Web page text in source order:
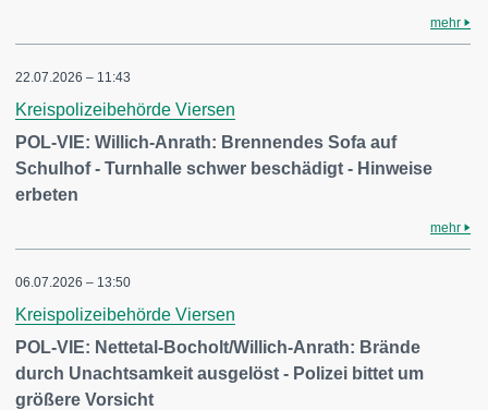
mehr
22.07.2026 – 11:43
Kreispolizeibehörde Viersen
POL-VIE: Willich-Anrath: Brennendes Sofa auf
Schulhof - Turnhalle schwer beschädigt - Hinweise
erbeten
mehr
06.07.2026 – 13:50
Kreispolizeibehörde Viersen
POL-VIE: Nettetal-Bocholt/Willich-Anrath: Brände
durch Unachtsamkeit ausgelöst - Polizei bittet um
größere Vorsicht